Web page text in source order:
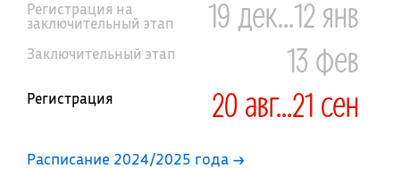
Регистрация на
заключительный этап 19 дек...12 янв
Заключительный этап 13 фев
Регистрация 20 авг...21 сен
Расписание 2024/2025 года →